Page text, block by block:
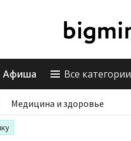
Афиша Все категории
Медицина и здоровье